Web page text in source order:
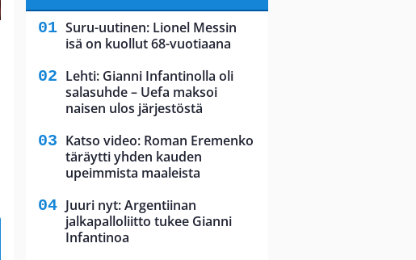
Suru-uutinen: Lionel Messin
isä on kuollut 68-vuotiaana
Lehti: Gianni Infantinolla oli
salasuhde – Uefa maksoi
naisen ulos järjestöstä
Katso video: Roman Eremenko
täräytti yhden kauden
upeimmista maaleista
Juuri nyt: Argentiinan
jalkapalloliitto tukee Gianni
Infantinoa